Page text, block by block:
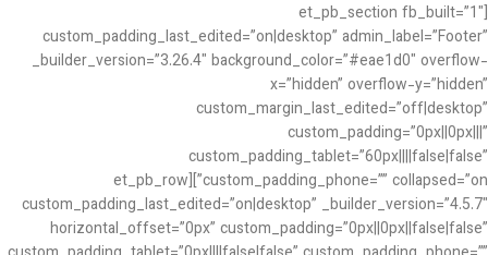
[et_pb_section fb_built=”1″
custom_padding_last_edited=”on|desktop” admin_label=”Footer”
_builder_version=”3.26.4″ background_color=”#eae1d0″ overflow-
x=”hidden” overflow-y=”hidden”
custom_margin_last_edited=”off|desktop”
custom_padding=”0px||0px|||”
custom_padding_tablet=”60px||||false|false”
custom_padding_phone=”” collapsed=”on”][et_pb_row
custom_padding_last_edited=”on|desktop” _builder_version=”4.5.7″
horizontal_offset=”0px” custom_padding=”0px||0px||false|false”